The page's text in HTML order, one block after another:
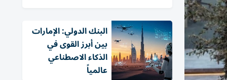
البنك الدولي: الإمارات
بين أبرز القوى في
الذكاء الاصطناعي
عالمياً